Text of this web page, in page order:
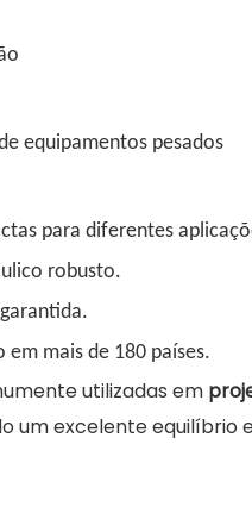
equipamentos pesados
para diferentes
robusto.
mais de 180 países.
utilizadas em
um excelente equilíbrio